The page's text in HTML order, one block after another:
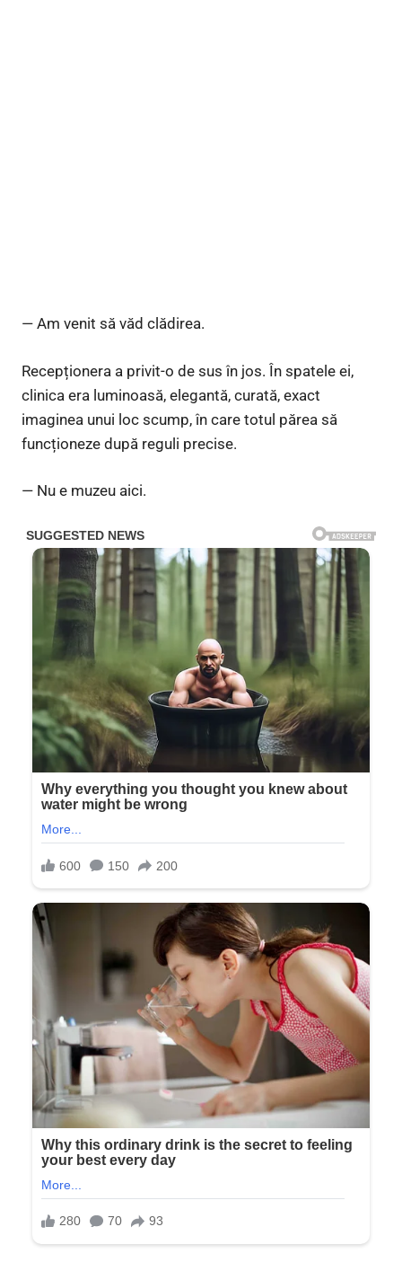
— Am venit să văd clădirea.
Recepționera a privit-o de sus în jos. În spatele ei,
clinica era luminoasă, elegantă, curată, exact
imaginea unui loc scump, în care totul părea să
funcționeze după reguli precise.
— Nu e muzeu aici.